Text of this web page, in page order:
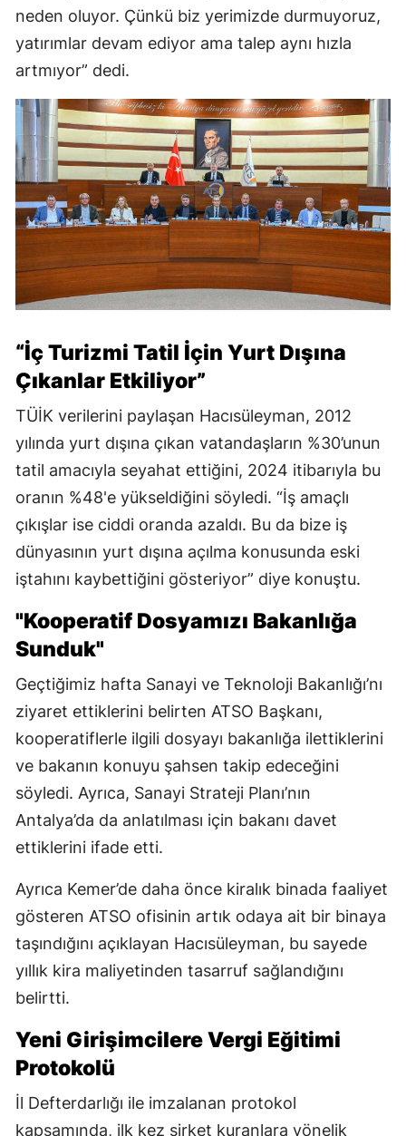
neden oluyor. Çünkü biz yerimizde durmuyoruz,
yatırımlar devam ediyor ama talep aynı hızla
artmıyor” dedi.
“İç Turizmi Tatil İçin Yurt Dışına
Çıkanlar Etkiliyor”
TÜİK verilerini paylaşan Hacısüleyman, 2012
yılında yurt dışına çıkan vatandaşların %30’unun
tatil amacıyla seyahat ettiğini, 2024 itibarıyla bu
oranın %48'e yükseldiğini söyledi. “İş amaçlı
çıkışlar ise ciddi oranda azaldı. Bu da bize iş
dünyasının yurt dışına açılma konusunda eski
iştahını kaybettiğini gösteriyor” diye konuştu.
"Kooperatif Dosyamızı Bakanlığa
Sunduk"
Geçtiğimiz hafta Sanayi ve Teknoloji Bakanlığı’nı
ziyaret ettiklerini belirten ATSO Başkanı,
kooperatiflerle ilgili dosyayı bakanlığa ilettiklerini
ve bakanın konuyu şahsen takip edeceğini
söyledi. Ayrıca, Sanayi Strateji Planı’nın
Antalya’da da anlatılması için bakanı davet
ettiklerini ifade etti.
Ayrıca Kemer’de daha önce kiralık binada faaliyet
gösteren ATSO ofisinin artık odaya ait bir binaya
taşındığını açıklayan Hacısüleyman, bu sayede
yıllık kira maliyetinden tasarruf sağlandığını
belirtti.
Yeni Girişimcilere Vergi Eğitimi
Protokolü
İl Defterdarlığı ile imzalanan protokol
kapsamında, ilk kez şirket kuranlara yönelik